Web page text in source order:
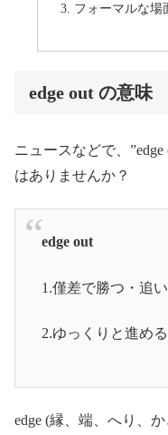
フォーマルな場
edge out の意味
ニュースなどで、
はありませんか？
edge out
1.僅差で勝つ・追
2.ゆっくりと進める
edge (縁、端、へり、